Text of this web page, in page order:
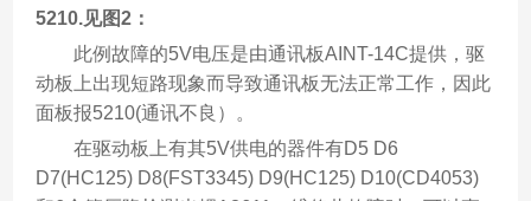
5210.见图2：
此例故障的5V电压是由通讯板AINT-14C提供，驱
动板上出现短路现象而导致通讯板无法正常工作，因此
面板报5210(通讯不良）。
在驱动板上有其5V供电的器件有D5 D6
D7(HC125) D8(FST3345) D9(HC125) D10(CD4053)